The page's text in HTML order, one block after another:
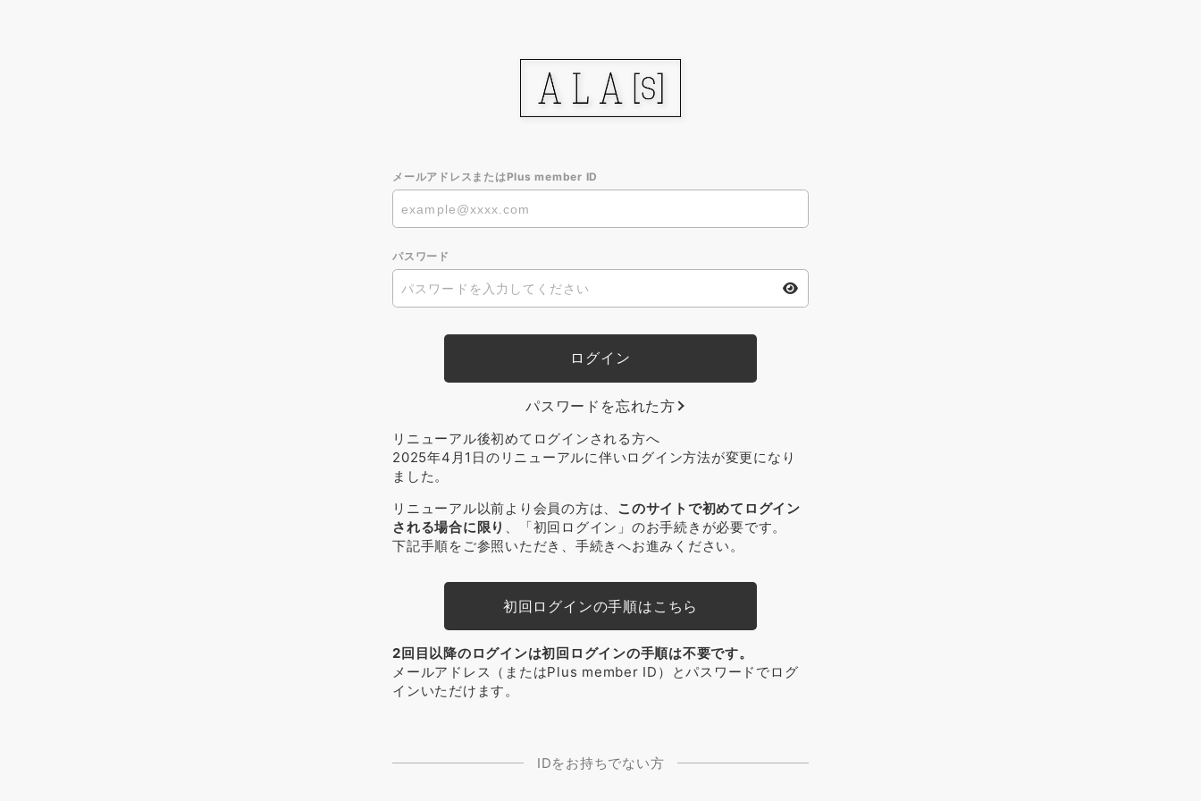
メールアドレスまたはPlus member ID
パスワード
パスワードを忘れた方
リニューアル後初めてログインされる方へ
2025年4月1日のリニューアルに伴いログイン方法が変更になり
ました。
リニューアル以前より会員の方は、 このサイトで初めてログイン
される場合に限り 、「初回ログイン」のお手続きが必要です。
下記手順をご参照いただき、手続きへお進みください。
初回ログインの手順はこちら
2回目以降のログインは初回ログインの手順は不要です。
メールアドレス（またはPlus member ID）とパスワードでログ
インいただけます。
IDをお持ちでない方